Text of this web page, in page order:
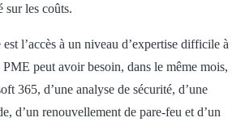
sur les coûts.
l’accès à un niveau d’expertise difficile à
peut avoir besoin, dans le même mois,
365, d’une analyse de sécurité, d’une
d’un renouvellement de pare-feu et d’un